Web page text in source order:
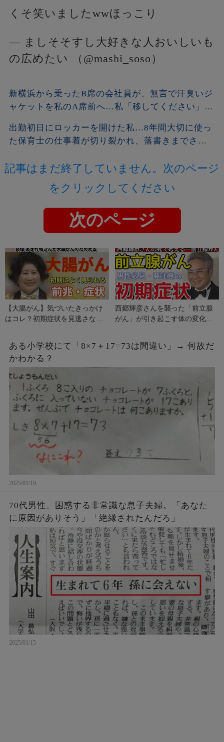
くそ笑いましたwwほっこり
— ましそそすし大好きな人おいしいも
の広めたい （@mashi_soso）
新横浜から乗ったB席の会社員が、無言で汗臭いジ
ャケットを私のA席前へ…私「移してください」男
客が名刺を差し出し…
出勤初日にロッカーを開けた私…8年間大切に使っ
た保育士の仕事着が切り裂かれ、落書きまでされ
私が残した1枚の写真と記録が、後日すべてを変え
記事はまだ終了していません。次のページ
をクリックしてください
次のページ
【大腸がん】気づいたきっかけ
はコレ？初期症状を見逃さない
西郷輝彦さんを襲った「前立腺
がん」が引き起こす体の変化。
ある小学校にて「8×7＋17=73は間違い」→ 何故だ
かわかる？
2025/01/19
70代男性、困惑する非常識な息子夫婦。「あなた
に原因がありそう」「絶縁されたんだろ」
2025/01/15